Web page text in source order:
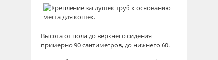
Высота от пола до верхнего сидения
примерно 90 сантиметров, до нижнего 60.